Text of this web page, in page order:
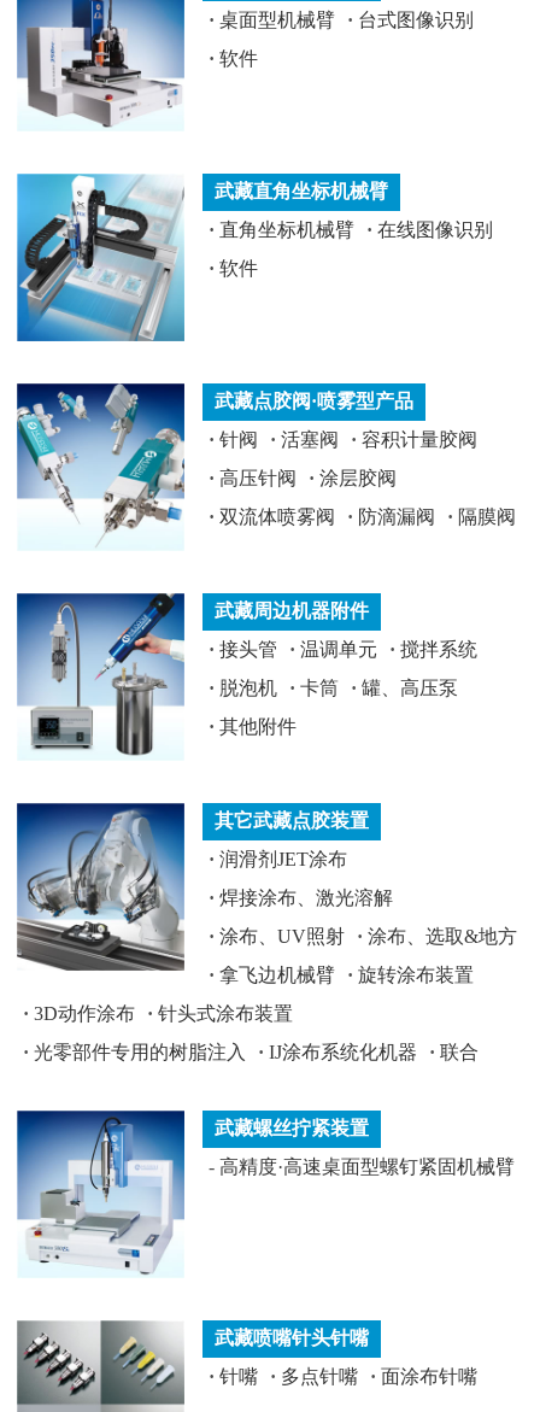
· 桌面型机械臂 · 台式图像识别
· 软件
武藏直角坐标机械臂
· 直角坐标机械臂 · 在线图像识别
· 软件
武藏点胶阀·喷雾型产品
· 针阀 · 活塞阀 · 容积计量胶阀
· 高压针阀 · 涂层胶阀
· 双流体喷雾阀 · 防滴漏阀 · 隔膜阀
武藏周边机器附件
· 接头管 · 温调单元 · 搅拌系统
· 脱泡机 · 卡筒 · 罐、高压泵
· 其他附件
其它武藏点胶装置
· 润滑剂JET涂布
· 焊接涂布、激光溶解
· 涂布、UV照射 · 涂布、选取&地方
· 拿飞边机械臂 · 旋转涂布装置
· 3D动作涂布 · 针头式涂布装置
· 光零部件专用的树脂注入 · IJ涂布系统化机器 · 联合
武藏螺丝拧紧装置
- 高精度·高速桌面型螺钉紧固机械臂
武藏喷嘴针头针嘴
· 针嘴 · 多点针嘴 · 面涂布针嘴